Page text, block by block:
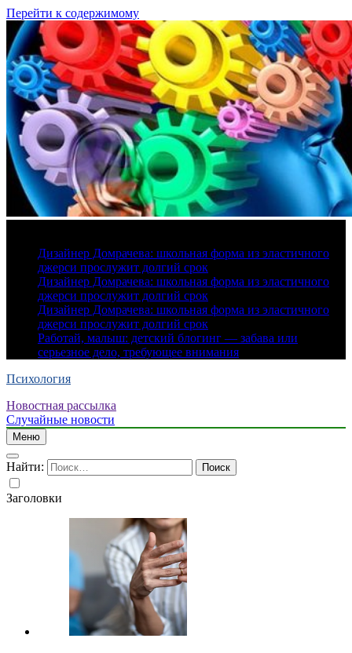
Перейти к содержимому
Дизайнер Домрачева: школьная форма из эластичного
джерси прослужит долгий срок
Дизайнер Домрачева: школьная форма из эластичного
джерси прослужит долгий срок
Дизайнер Домрачева: школьная форма из эластичного
джерси прослужит долгий срок
Работай, малыш: детский блогинг — забава или
серьезное дело, требующее внимания
Психология
Новостная рассылка
Случайные новости
Меню
Найти:
Заголовки